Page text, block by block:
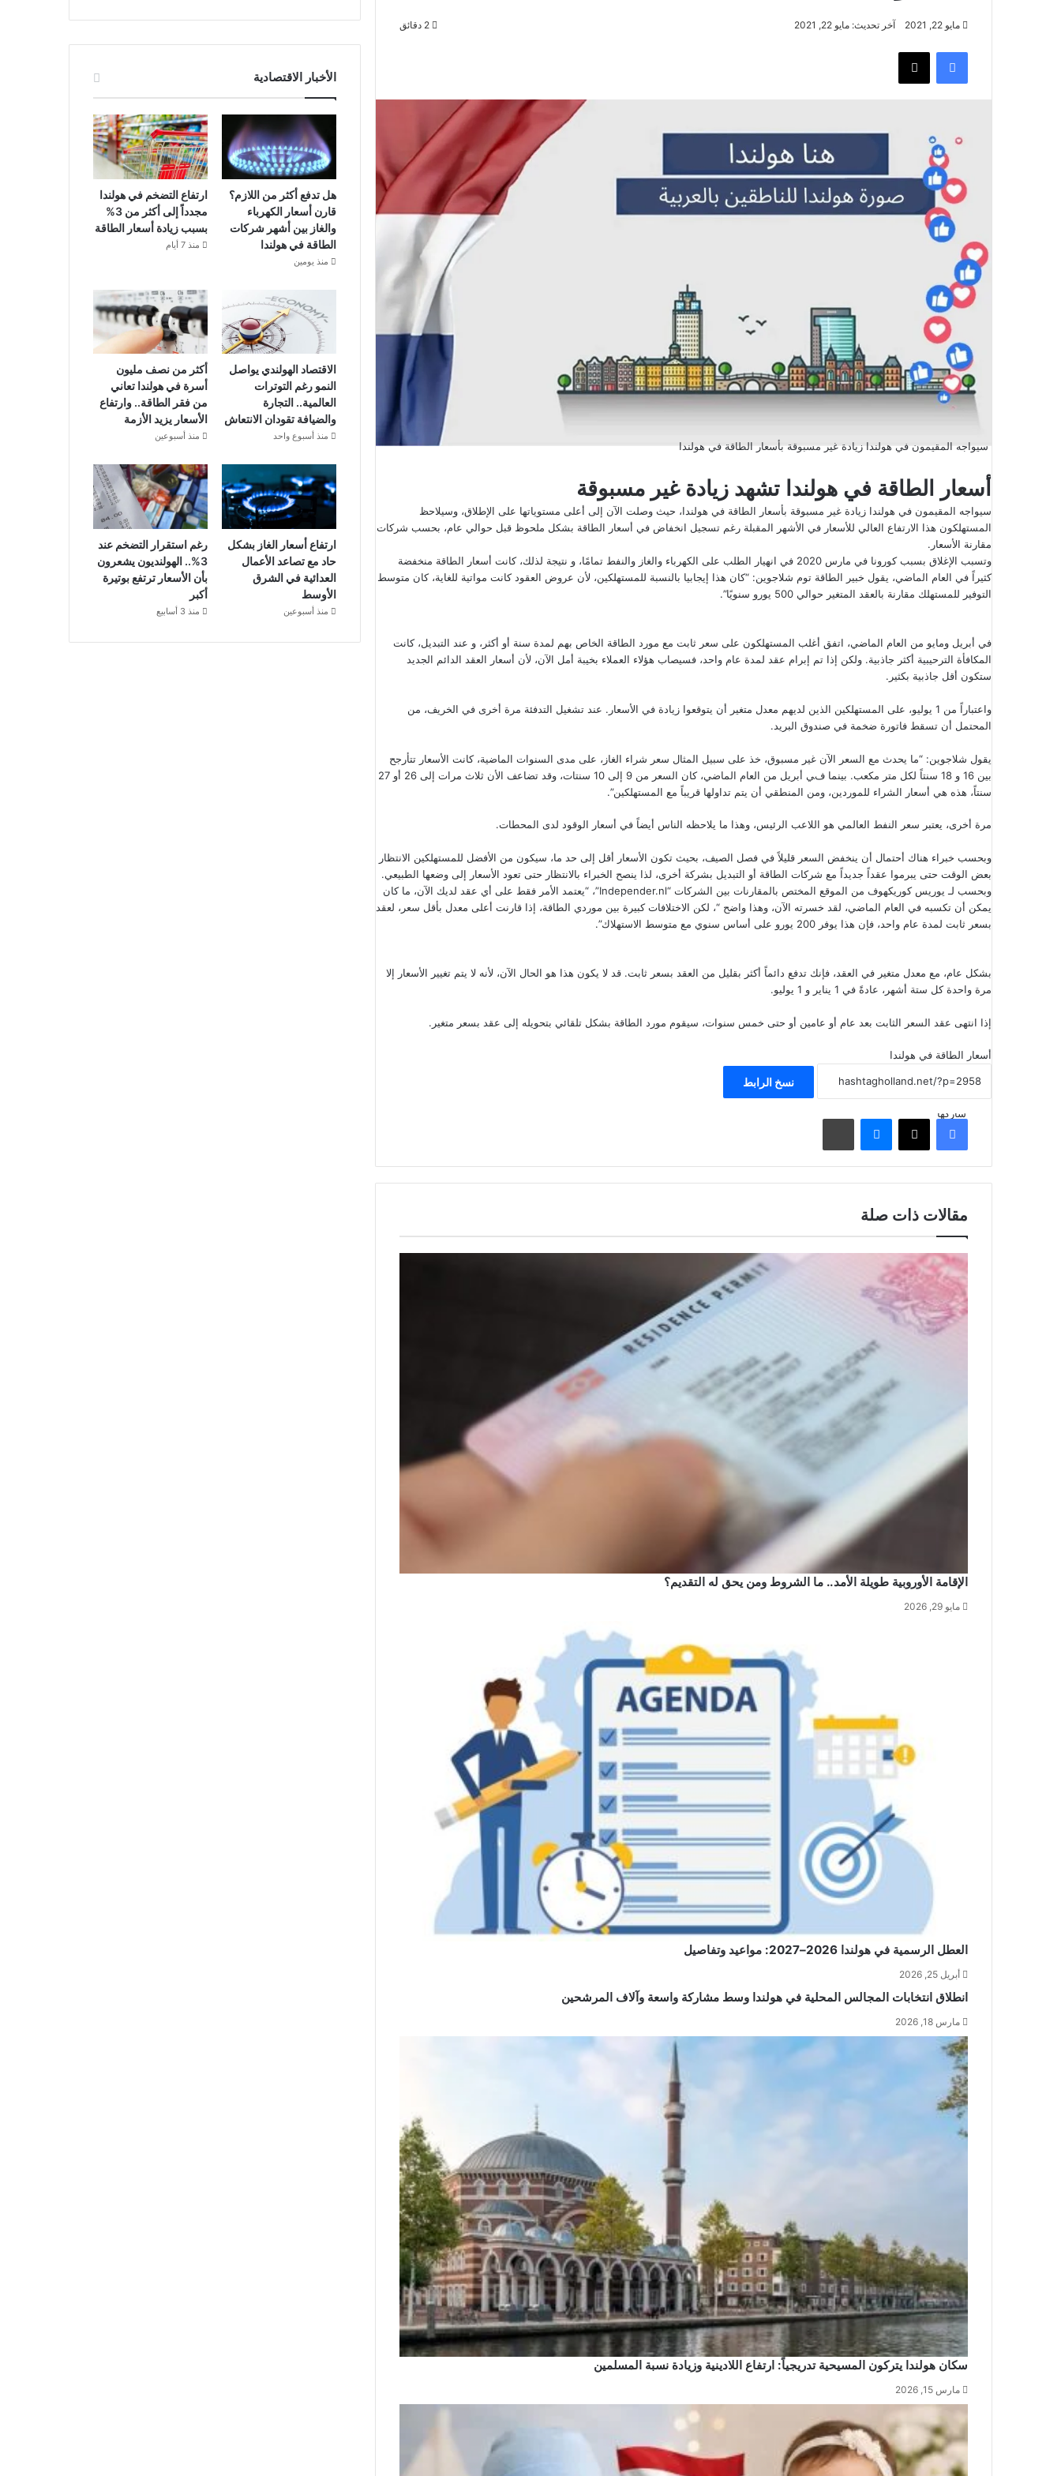
مايو 22, 2021 آخر تحديث: مايو 22, 2021
فيسبوك ‫X
سيواجه المقيمون في هولندا زيادة غير مسبوقة بأسعار الطاقة في هولندا
أسعار الطاقة في هولندا تشهد زيادة غير مسبوقة
سيواجه المقيمون في هولندا زيادة غير مسبوقة بأسعار الطاقة في هولندا، حيث وصلت الآن إلى أعلى مستوياتها على الإطلاق، وسيلاحظ
المستهلكون هذا الارتفاع العالي للأسعار في الأشهر المقبلة رغم تسجيل انخفاض في أسعار الطاقة بشكل ملحوظ قبل حوالي عام، بحسب شركات
مقارنة الأسعار.
وتسبب الإغلاق بسبب كورونا في مارس 2020 في انهيار الطلب على الكهرباء والغاز والنفط تمامًا، و نتيجة لذلك، كانت أسعار الطاقة منخفضة
كثيراً في العام الماضي، يقول خبير الطاقة توم شلاجوين: “كان هذا إيجابيا بالنسبة للمستهلكين، لأن عروض العقود كانت مواتية للغاية، كان متوسط
​​التوفير للمستهلك مقارنة بالعقد المتغير حوالي 500 يورو سنويًا”.
في أبريل ومايو من العام الماضي، اتفق أغلب المستهلكون على سعر ثابت مع مورد الطاقة الخاص بهم لمدة سنة أو أكثر، و عند التبديل، كانت
المكافأة الترحيبية أكثر جاذبية. ولكن إذا تم إبرام عقد لمدة عام واحد، فسيصاب هؤلاء العملاء بخيبة أمل الآن، لأن أسعار العقد الدائم الجديد
ستكون أقل جاذبية بكثير.
واعتباراً من 1 يوليو، على المستهلكين الذين لديهم معدل متغير أن يتوقعوا زيادة في الأسعار. عند تشغيل التدفئة مرة أخرى في الخريف، من
المحتمل أن تسقط فاتورة ضخمة في صندوق البريد.
يقول شلاجوين: “ما يحدث مع السعر الآن غير مسبوق، خذ على سبيل المثال سعر شراء الغاز، على مدى السنوات الماضية، كانت الأسعار تتأرجح
بين 16 و 18 سنتاً لكل متر مكعب. بينما في أبريل من العام الماضي، كان السعر من 9 إلى 10 سنتات، وقد تضاعف الأن ثلاث مرات إلى 26 أو 27
سنتاً، هذه هي أسعار الشراء للموردين، ومن المنطقي أن يتم تداولها قريباً مع المستهلكين”.
مرة أخرى، يعتبر سعر النفط العالمي هو اللاعب الرئيس، وهذا ما يلاحظه الناس أيضاً في أسعار الوقود لدى المحطات.
وبحسب خبراء هناك أحتمال أن ينخفض ​​السعر قليلاً في فصل الصيف، بحيث تكون الأسعار أقل إلى حد ما، سيكون من الأفضل للمستهلكين الانتظار
بعض الوقت حتى يبرموا عقداً جديداً مع شركات الطاقة أو التبديل بشركة أخرى، لذا ينصح الخبراء بالانتظار حتى تعود الأسعار إلى وضعها الطبيعي.
وبحسب لـ يوريس كوريكهوف من الموقع المختص بالمقارنات بين الشركات “Independer.nl”، “يعتمد الأمر فقط على أي عقد لديك الآن، ما كان
يمكن أن تكسبه في العام الماضي، لقد خسرته الآن، وهذا واضح “، لكن الاختلافات كبيرة بين موردي الطاقة، إذا قارنت أعلى معدل بأقل سعر، لعقد
بسعر ثابت لمدة عام واحد، فإن هذا يوفر 200 يورو على أساس سنوي مع متوسط ​​الاستهلاك”.
بشكل عام، مع معدل متغير في العقد، فإنك تدفع دائماً أكثر بقليل من العقد بسعر ثابت. قد لا يكون هذا هو الحال الآن، لأنه لا يتم تغيير الأسعار إلا
مرة واحدة كل ستة أشهر، عادةً في 1 يناير و 1 يوليو.
إذا انتهى عقد السعر الثابت بعد عام أو عامين أو حتى خمس سنوات، سيقوم مورد الطاقة بشكل تلقائي بتحويله إلى عقد بسعر متغير.
أسعار الطاقة في هولندا
نسخ الرابط
شاركهافيسبوك ‫X ماسنجر مشاركة عبر البريد
مقالات ذات صلة
الإقامة الأوروبية طويلة الأمد.. ما الشروط ومن يحق له التقديم؟
مايو 29, 2026
العطل الرسمية في هولندا 2026–2027: مواعيد وتفاصيل
أبريل 25, 2026
انطلاق انتخابات المجالس المحلية في هولندا وسط مشاركة واسعة وآلاف المرشحين
مارس 18, 2026
سكان هولندا يتركون المسيحية تدريجياً: ارتفاع اللادينية وزيادة نسبة المسلمين
مارس 15, 2026
الأخبار الاقتصادية
هل تدفع أكثر من اللازم؟
قارن أسعار الكهرباء
والغاز بين أشهر شركات
الطاقة في هولندا
منذ يومين
ارتفاع التضخم في هولندا
مجدداً إلى أكثر من 3%
بسبب زيادة أسعار الطاقة
منذ 7 أيام
الاقتصاد الهولندي يواصل
النمو رغم التوترات
العالمية.. التجارة
والضيافة تقودان الانتعاش
منذ أسبوع واحد
أكثر من نصف مليون
أسرة في هولندا تعاني
من فقر الطاقة.. وارتفاع
الأسعار يزيد الأزمة
منذ أسبوعين
ارتفاع أسعار الغاز بشكل
حاد مع تصاعد الأعمال
العدائية في الشرق
الأوسط
منذ أسبوعين
رغم استقرار التضخم عند
3%.. الهولنديون يشعرون
بأن الأسعار ترتفع بوتيرة
أكبر
منذ 3 أسابيع